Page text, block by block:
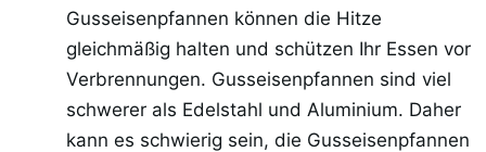
Gusseisenpfannen können die Hitze
gleichmäßig halten und schützen Ihr Essen vor
Verbrennungen. Gusseisenpfannen sind viel
schwerer als Edelstahl und Aluminium. Daher
kann es schwierig sein, die Gusseisenpfannen